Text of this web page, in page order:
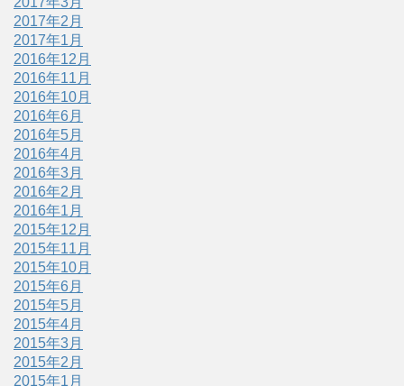
2017年2月
2017年1月
2016年12月
2016年11月
2016年10月
2016年6月
2016年5月
2016年4月
2016年3月
2016年2月
2016年1月
2015年12月
2015年11月
2015年10月
2015年6月
2015年5月
2015年4月
2015年3月
2015年2月
2015年1月